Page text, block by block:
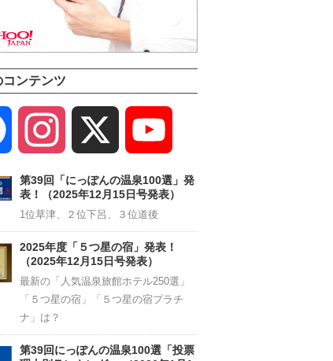
コンテンツ
Facebook Instagram
Channel
第39回「にっぽんの温泉100選」発
表！（2025年12月15日号発表）
1位草津、２位下呂、３位道後
2025年度「５つ星の宿」発表！
（2025年12月15日号発表）
最新の「人気温泉旅館ホテル250選」
「５つ星の宿」「５つ星の宿プラチ
ナ」は？
第39回にっぽんの温泉100選「投票